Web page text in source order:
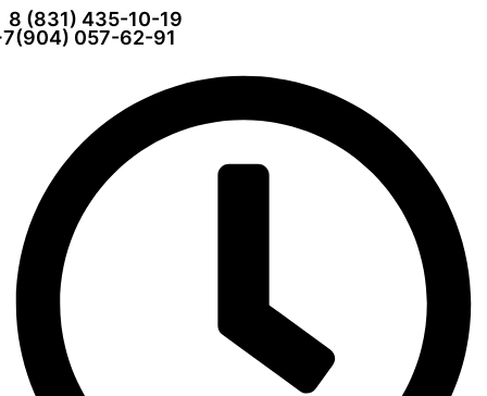
8 (831) 435-10-19
057-62-91